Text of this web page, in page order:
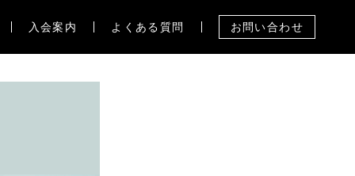
入会案内 よくある質問 お問い合わせ